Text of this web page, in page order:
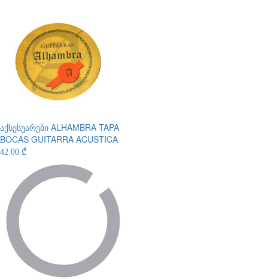
აქსესუარები ALHAMBRA TAPA
BOCAS GUITARRA ACUSTICA
42.00 ₾